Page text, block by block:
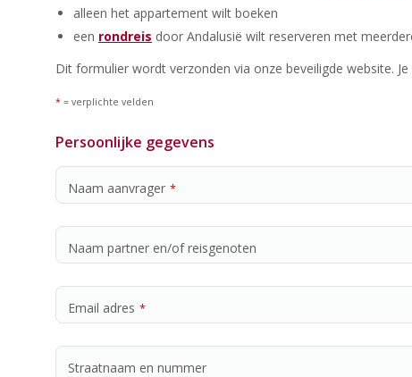
alleen het appartement wilt boeken
een rondreis door Andalusië wilt reserveren met
Dit formulier wordt verzonden via onze beveiligde website.
* = verplichte velden
Persoonlijke gegevens
Naam aanvrager *
Naam partner en/of reisgenoten
Email adres *
Straatnaam en nummer